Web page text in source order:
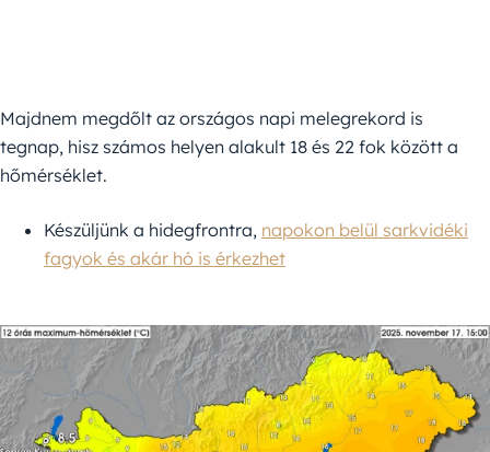
Majdnem megdőlt az országos napi melegrekord is
tegnap, hisz számos helyen alakult 18 és 22 fok között a
hőmérséklet.
Készüljünk a hidegfrontra, napokon belül sarkvidéki
fagyok és akár hó is érkezhet